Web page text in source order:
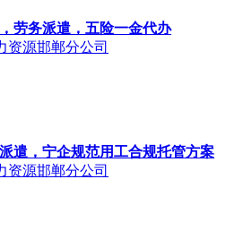
劳务派遣，五险一金代办
资源邯郸分公司
遣，宁企规范用工合规托管方案
资源邯郸分公司